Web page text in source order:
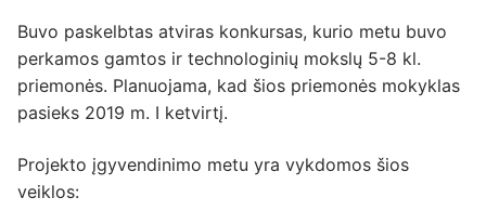
Buvo paskelbtas atviras konkursas, kurio metu buvo
perkamos gamtos ir technologinių mokslų 5-8 kl.
priemonės. Planuojama, kad šios priemonės mokyklas
pasieks 2019 m. I ketvirtį.
Projekto įgyvendinimo metu yra vykdomos šios
veiklos: